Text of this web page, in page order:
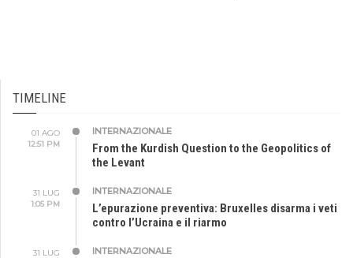
TIMELINE
01 AGO
12:51 PM
INTERNAZIONALE
From the Kurdish Question to the Geopolitics of
the Levant
31 LUG
1:05 PM
INTERNAZIONALE
L’epurazione preventiva: Bruxelles disarma i veti
contro l’Ucraina e il riarmo
31 LUG
INTERNAZIONALE